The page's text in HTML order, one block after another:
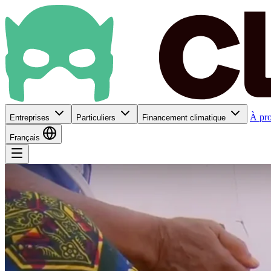
Entreprises Particuliers Financement climatique À
Français